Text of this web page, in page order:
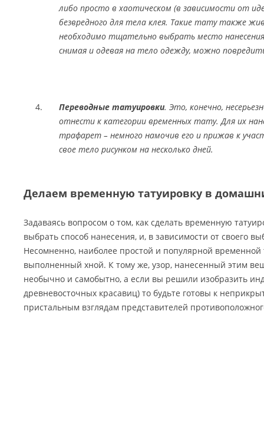
либо просто в хаотическом (в зависимости от
безвредного для тела клея. Такие тату также
необходимо тщательно выбрать место
снимая и одевая на тело одежду, можно
Переводные татуировки. Это, конечно,
отнести к категории временных тату. Для их
трафарет – немного намочив его и прижав к
свое тело рисунком на несколько дней.
Делаем временную татуировку в
Задаваясь вопросом о том, как сделать временную
выбрать способ нанесения, и, в зависимости от своего
Несомненно, наиболее простой и популярной временной
выполненный хной. К тому же, узор, нанесенный этим
необычно и самобытно, а если вы решили изобразить
древневосточных красавиц) то будьте готовы к
пристальным взглядам представителей